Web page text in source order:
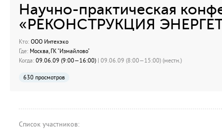
Научно-практическая
«РЕКОНСТРУКЦИЯ
Кто: ООО Интехэко
Где: Москва, ГК "Измайлово"
Когда: 09.06.09 (9:00—16:00) | 09.06.09 (8:00—15:00) (местн.)
630 просмотров
Список участников: